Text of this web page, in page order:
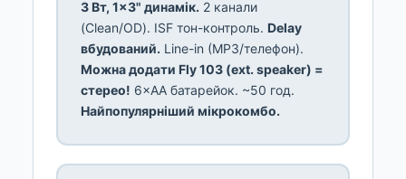
3 Вт, 1×3" динамік. 2 канали
(Clean/OD). ISF тон-контроль. Delay
вбудований. Line-in (MP3/телефон).
Можна додати Fly 103 (ext. speaker) =
стерео! 6×AA батарейок. ~50 год.
Найпопулярніший мікрокомбо.